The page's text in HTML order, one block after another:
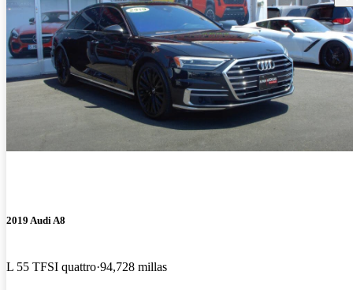
2019 Audi A8
L 55 TFSI quattro 94,728 millas